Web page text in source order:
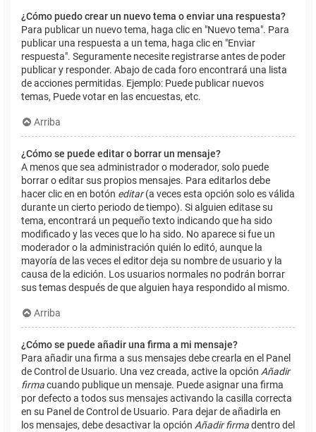
¿Cómo puedo crear un nuevo tema o enviar una respuesta?
Para publicar un nuevo tema, haga clic en "Nuevo tema". Para
publicar una respuesta a un tema, haga clic en "Enviar
respuesta". Seguramente necesite registrarse antes de poder
publicar y responder. Abajo de cada foro encontrará una lista
de acciones permitidas. Ejemplo: Puede publicar nuevos
temas, Puede votar en las encuestas, etc.
Arriba
¿Cómo se puede editar o borrar un mensaje?
A menos que sea administrador o moderador, solo puede
borrar o editar sus propios mensajes. Para editarlos debe
hacer clic en en botón editar(a veces esta opción solo es válida
durante un cierto periodo de tiempo). Si alguien editase su
tema, encontrará un pequeño texto indicando que ha sido
modificado y las veces que lo ha sido. No aparece si fue un
moderador o la administración quién lo editó, aunque la
mayoría de las veces el editor deja su nombre de usuario y la
causa de la edición. Los usuarios normales no podrán borrar
sus temas después de que alguien haya respondido al mismo.
Arriba
¿Cómo se puede añadir una firma a mi mensaje?
Para añadir una firma a sus mensajes debe crearla en el Panel
de Control de Usuario. Una vez creada, active la opción Añadir
firmacuando publique un mensaje. Puede asignar una firma
por defecto a todos sus mensajes activando la casilla correcta
en su Panel de Control de Usuario. Para dejar de añadirla en
los mensajes, debe desactivar la opción Añadir firmadentro del